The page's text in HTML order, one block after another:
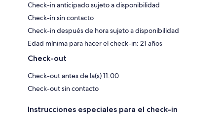
Check-in anticipado sujeto a disponibilidad
Check-in sin contacto
Check-in después de hora sujeto a disponibilidad
Edad mínima para hacer el check-in: 21 años
Check-out
Check-out antes de la(s) 11:00
Check-out sin contacto
Instrucciones especiales para el check-in